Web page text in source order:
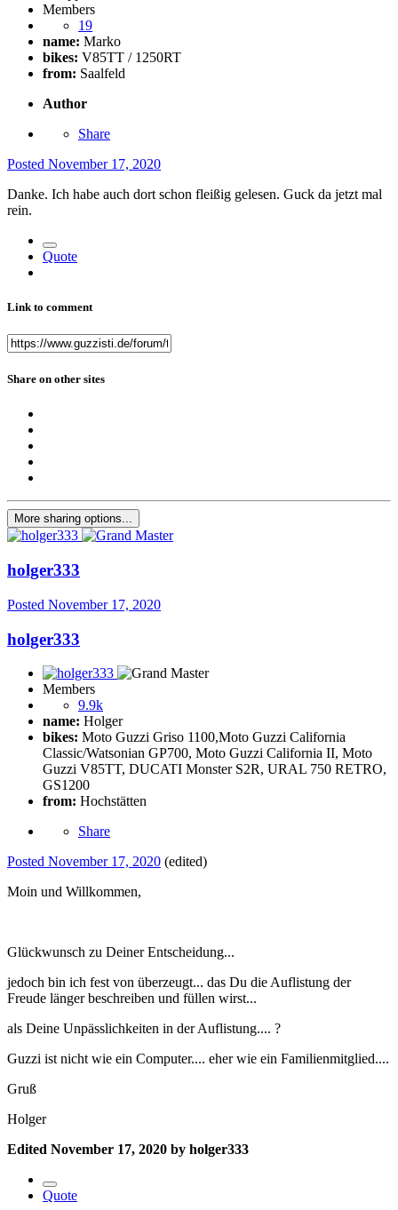
Members
19
name: Marko
bikes: V85TT / 1250RT
from: Saalfeld
Author
Share
Posted November 17, 2020
Danke. Ich habe auch dort schon fleißig gelesen. Guck da jetzt mal
rein.
Quote
Link to comment
Share on other sites
More sharing options...
holger333
Posted November 17, 2020
holger333
Members
9.9k
name: Holger
bikes: Moto Guzzi Griso 1100,Moto Guzzi California
Classic/Watsonian GP700, Moto Guzzi California II, Moto
Guzzi V85TT, DUCATI Monster S2R, URAL 750 RETRO,
GS1200
from: Hochstätten
Share
Posted November 17, 2020 (edited)
Moin und Willkommen,
Glückwunsch zu Deiner Entscheidung...
jedoch bin ich fest von überzeugt... das Du die Auflistung der
Freude länger beschreiben und füllen wirst...
als Deine Unpässlichkeiten in der Auflistung.... ?
Guzzi ist nicht wie ein Computer.... eher wie ein Familienmitglied....
Gruß
Holger
Edited November 17, 2020 by holger333
Quote